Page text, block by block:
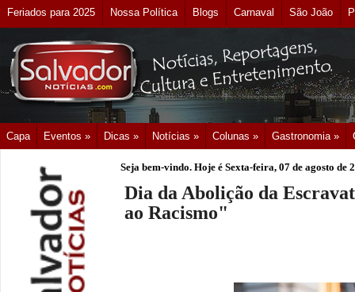
Feriados para 2025 Nossa Política Blogs Carnaval São João
Capa Eventos » Dicas » Notícias » Colunas » Gastronomia »
Seja bem-vindo. Hoje é Sexta-feira, 07 de agosto de
Dia da Abolição da
ao Racismo"